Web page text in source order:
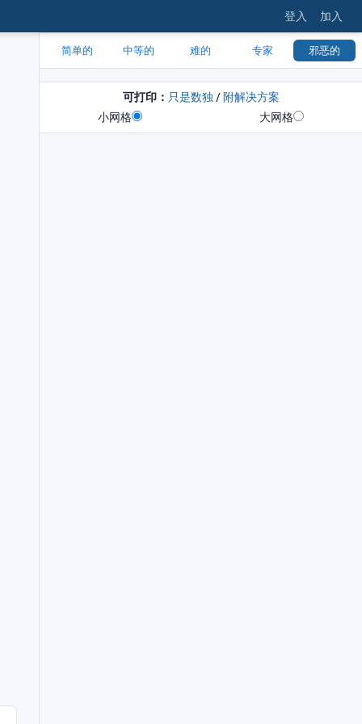
登入 加入
简单的 中等的 难的 专家 邪恶的
可打印： 只是数独 /附解决方案
小网格
大网格